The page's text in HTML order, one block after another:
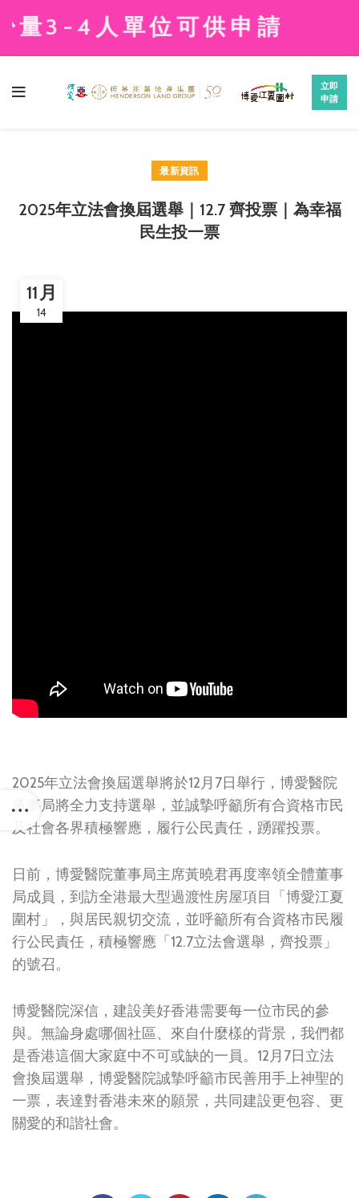
3-4人單位可供申請
立即
申請
最新資訊
2025年立法會換屆選舉｜12.7 齊投票｜為幸福
民生投一票
11 月
14
2025年立法會換屆選舉將於12月7日舉行，博愛醫院
董事局將全力支持選舉，並誠摯呼籲所有合資格市民
及社會各界積極響應，履行公民責任，踴躍投票。
日前，博愛醫院董事局主席黃曉君再度率領全體董事
局成員，到訪全港最大型過渡性房屋項目「博愛江夏
圍村」，與居民親切交流，並呼籲所有合資格市民履
行公民責任，積極響應「12.7立法會選舉，齊投票」
的號召。
博愛醫院深信，建設美好香港需要每一位市民的參
與。無論身處哪個社區、來自什麼樣的背景，我們都
是香港這個大家庭中不可或缺的一員。12月7日立法
會換屆選舉，博愛醫院誠摯呼籲市民善用手上神聖的
一票，表達對香港未來的願景，共同建設更包容、更
關愛的和諧社會。